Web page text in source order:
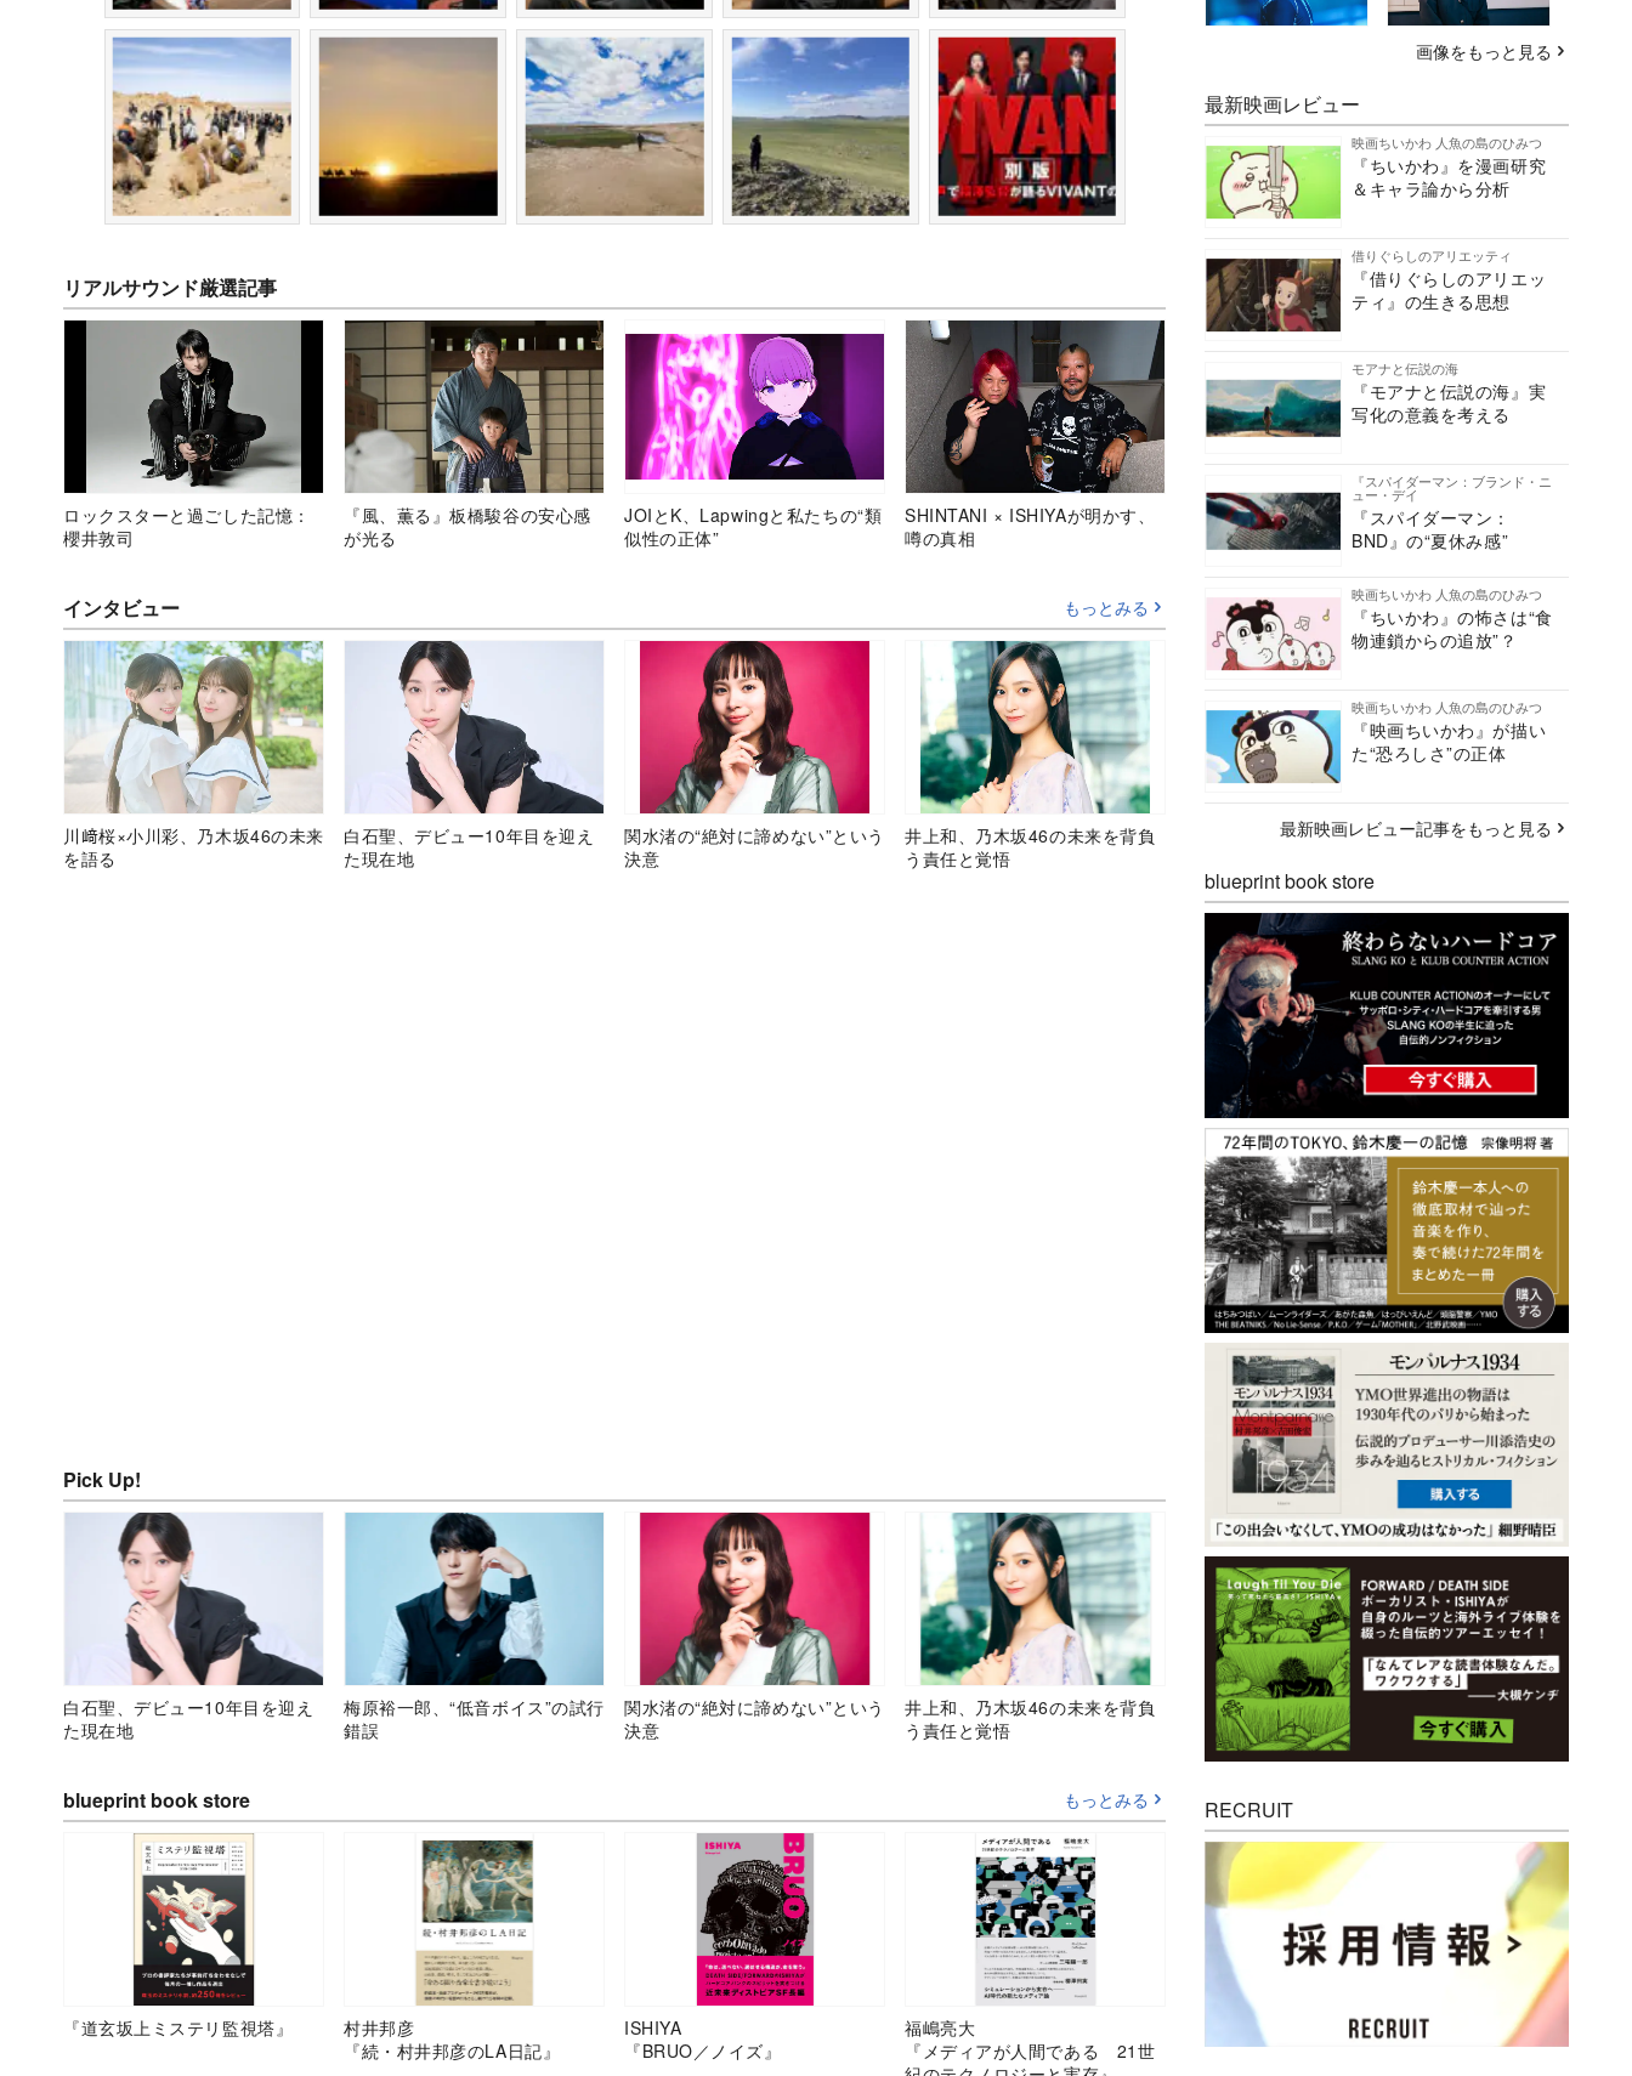
リアルサウンド厳選記事
ロックスターと過ごした記憶：
櫻井敦司
『風、薫る』板橋駿谷の安心感
が光る
JOIとK、Lapwingと私たちの“類
似性の正体”
SHINTANI × ISHIYAが明かす、
噂の真相
インタビュー もっとみる
川﨑桜×小川彩、乃木坂46の未来
を語る
白石聖、デビュー10年目を迎え
た現在地
関水渚の“絶対に諦めない”という
決意
井上和、乃木坂46の未来を背負
う責任と覚悟
Pick Up!
白石聖、デビュー10年目を迎え
た現在地
梅原裕一郎、“低音ボイス”の試行
錯誤
関水渚の“絶対に諦めない”という
決意
井上和、乃木坂46の未来を背負
う責任と覚悟
blueprint book store もっとみる
『道玄坂上ミステリ監視塔』
村井邦彦
『続・村井邦彦のLA日記』
ISHIYA
『BRUO／ノイズ』
福嶋亮大
『メディアが人間である 21世
画像をもっと見る
最新映画レビュー
映画ちいかわ 人魚の島のひみつ
『ちいかわ』を漫画研究
＆キャラ論から分析
借りぐらしのアリエッティ
『借りぐらしのアリエッ
ティ』の生きる思想
モアナと伝説の海
『モアナと伝説の海』実
写化の意義を考える
『スパイダーマン：ブランド・ニ
ュー・デイ
『スパイダーマン：
BND』の“夏休み感”
映画ちいかわ 人魚の島のひみつ
『ちいかわ』の怖さは“食
物連鎖からの追放”？
映画ちいかわ 人魚の島のひみつ
『映画ちいかわ』が描い
た“恐ろしさ”の正体
最新映画レビュー記事をもっと見る
blueprint book store
RECRUIT